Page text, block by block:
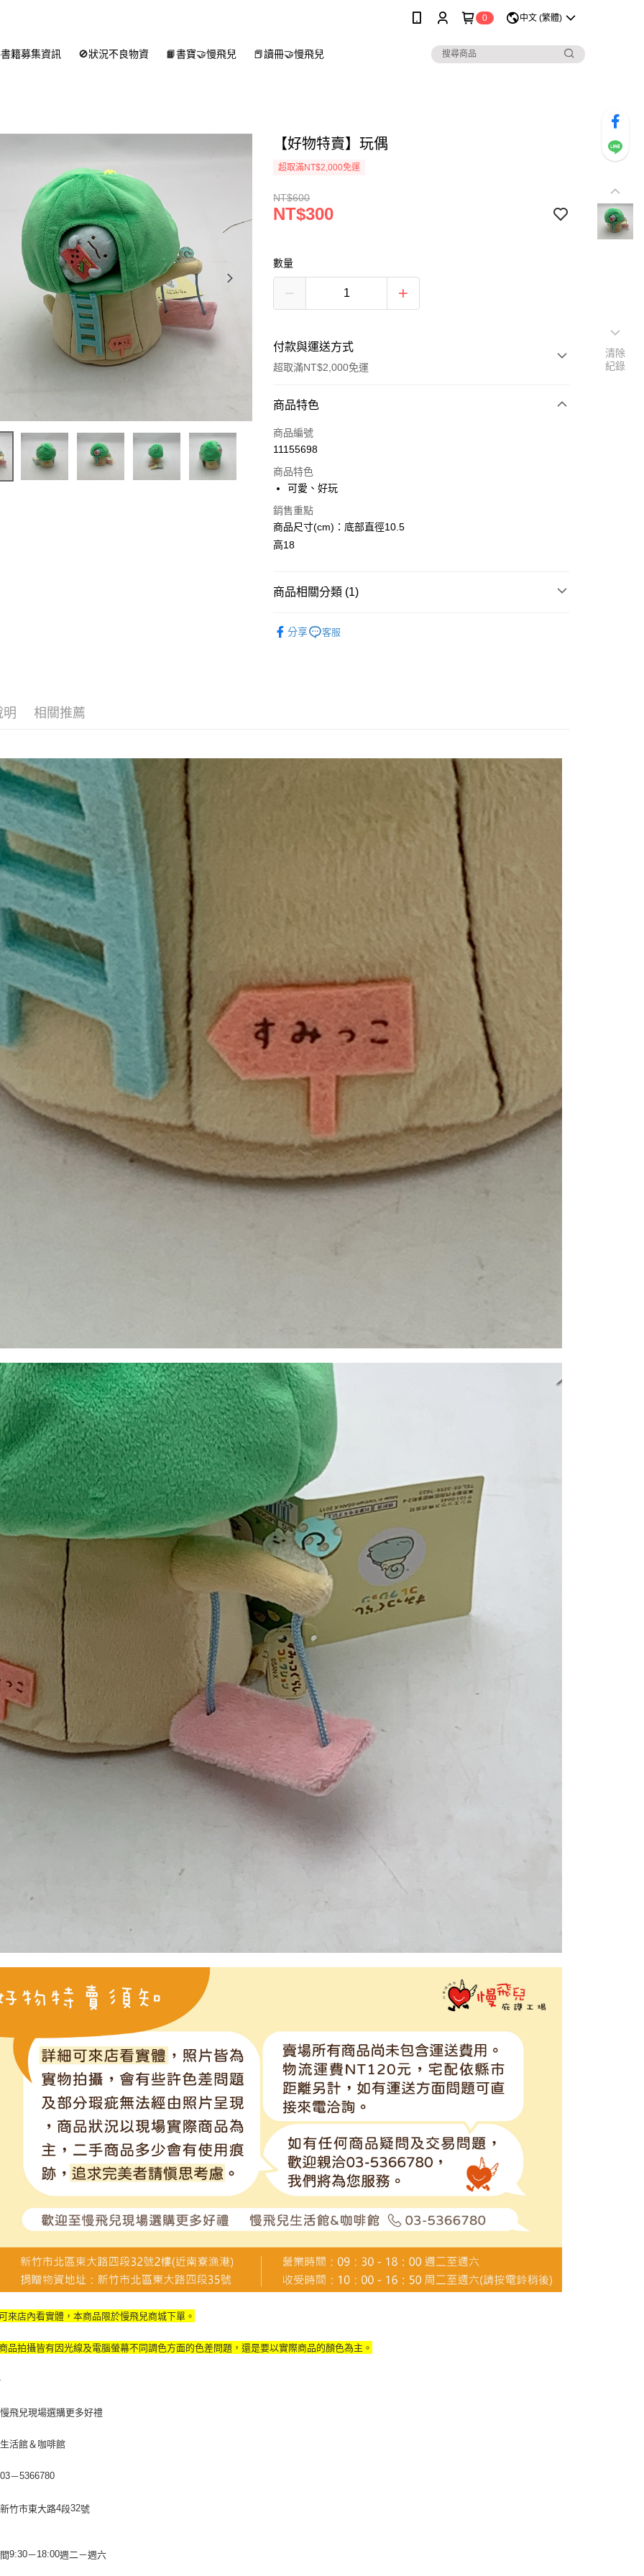
0 中文 (繁體)
籍募集資訊 🚫狀況不良物資 📙書寶🤝慢飛兒 📕讀冊🤝慢飛兒
【好物特賣】玩偶
超取滿NT$2,000免運
NT$600
NT$300
數量
付款與運送方式
超取滿NT$2,000免運
付款方式
信用卡一次付款
LINE Pay
Apple Pay
ATM付款
運送方式
每筆NT$120，滿NT$2,000(含以上)免運費
商品特色
商品編號
11155698
商品特色
可愛、好玩
銷售重點
商品尺寸(cm)：底部直徑10.5
高18
商品相關分類 (1)
分享
客服
明 相關推薦
來店內看實體，本商品限於慢飛兒商城下單。
品拍攝皆有因光線及電腦螢幕不同調色方面的色差問題，還是要以實際商品的顏色為主。
飛兒現場選購更多好禮
活館＆咖啡館
03－5366780
竹市東大路4段32號
9:30－18:00週二－週六
清除
紀錄